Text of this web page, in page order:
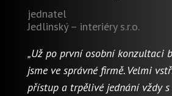
jednatel
Jedlinský – interiéry s.r.o.
„Už po první osobní konzultaci
jsme ve správné firmě. Velmi
přístup a trpělivé jednání vždy